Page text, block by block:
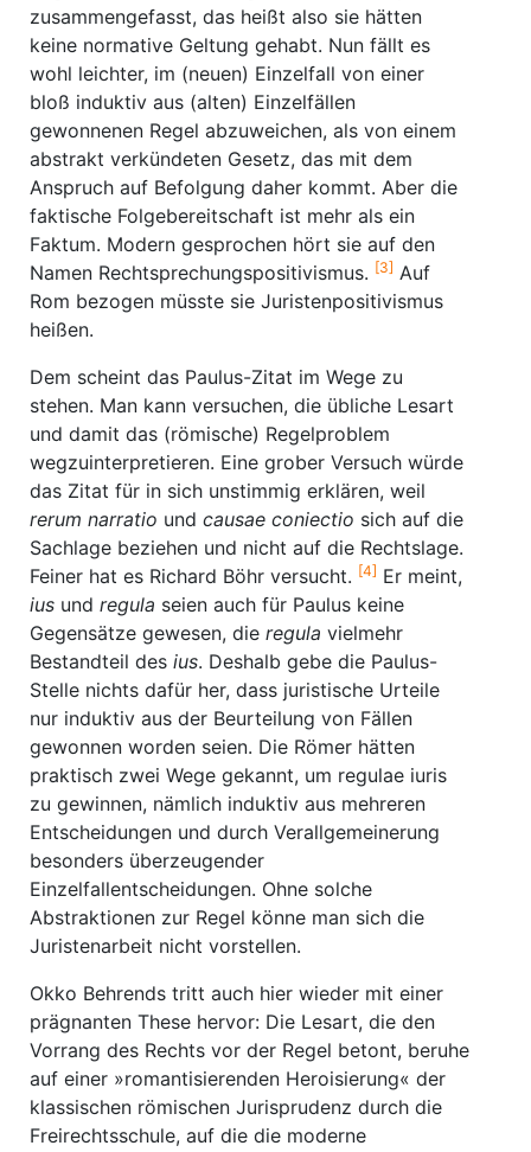
zusammengefasst, das heißt also sie hätten
keine normative Geltung gehabt. Nun fällt es
wohl leichter, im (neuen) Einzelfall von einer
bloß induktiv aus (alten) Einzelfällen
gewonnenen Regel abzuweichen, als von einem
abstrakt verkündeten Gesetz, das mit dem
Anspruch auf Befolgung daher kommt. Aber die
faktische Folgebereitschaft ist mehr als ein
Faktum. Modern gesprochen hört sie auf den
Namen Rechtsprechungspositivismus. [3] Auf
Rom bezogen müsste sie Juristenpositivismus
heißen.
Dem scheint das Paulus-Zitat im Wege zu
stehen. Man kann versuchen, die übliche Lesart
und damit das (römische) Regelproblem
wegzuinterpretieren. Eine grober Versuch würde
das Zitat für in sich unstimmig erklären, weil
rerum narratio und causae coniectio sich auf die
Sachlage beziehen und nicht auf die Rechtslage.
Feiner hat es Richard Böhr versucht. [4] Er meint,
ius und regula seien auch für Paulus keine
Gegensätze gewesen, die regula vielmehr
Bestandteil des ius. Deshalb gebe die Paulus-
Stelle nichts dafür her, dass juristische Urteile
nur induktiv aus der Beurteilung von Fällen
gewonnen worden seien. Die Römer hätten
praktisch zwei Wege gekannt, um regulae iuris
zu gewinnen, nämlich induktiv aus mehreren
Entscheidungen und durch Verallgemeinerung
besonders überzeugender
Einzelfallentscheidungen. Ohne solche
Abstraktionen zur Regel könne man sich die
Juristenarbeit nicht vorstellen.
Okko Behrends tritt auch hier wieder mit einer
prägnanten These hervor: Die Lesart, die den
Vorrang des Rechts vor der Regel betont, beruhe
auf einer »romantisierenden Heroisierung« der
klassischen römischen Jurisprudenz durch die
Freirechtsschule, auf die die moderne